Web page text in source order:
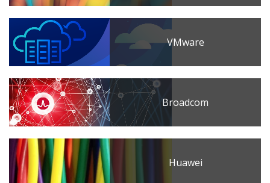
VMware
Broadcom
Huawei